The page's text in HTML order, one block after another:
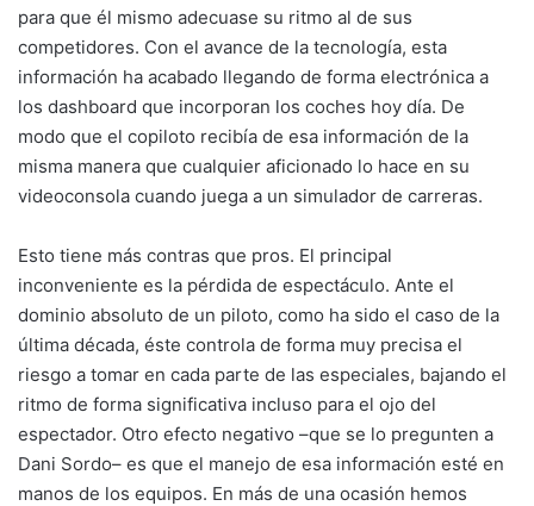
para que él mismo adecuase su ritmo al de sus
competidores. Con el avance de la tecnología, esta
información ha acabado llegando de forma electrónica a
los dashboard que incorporan los coches hoy día. De
modo que el copiloto recibía de esa información de la
misma manera que cualquier aficionado lo hace en su
videoconsola cuando juega a un simulador de carreras.
Esto tiene más contras que pros. El principal
inconveniente es la pérdida de espectáculo. Ante el
dominio absoluto de un piloto, como ha sido el caso de la
última década, éste controla de forma muy precisa el
riesgo a tomar en cada parte de las especiales, bajando el
ritmo de forma significativa incluso para el ojo del
espectador. Otro efecto negativo –que se lo pregunten a
Dani Sordo– es que el manejo de esa información esté en
manos de los equipos. En más de una ocasión hemos